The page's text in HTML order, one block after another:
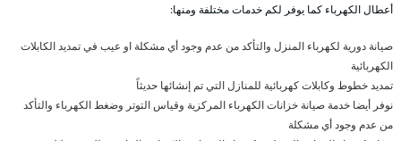
أعطال الكهرباء كما يوفر لكم خدمات مختلفة ومنها:
صيانة دورية لكهرباء المنزل والتأكد من عدم وجود أي مشكلة او عيب في تمديد الكابلات
الكهربائية
تمديد خطوط وكابلات كهربائية للمنازل التي تم إنشائها حديثاً
نوفر أيضا خدمة صيانة خزانات الكهرباء المركزية وقياس التوتر وضغط الكهرباء والتأكد
من عدم وجود أي مشكلة